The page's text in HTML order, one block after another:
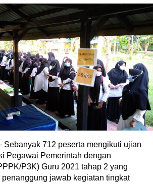
712 peserta mengikuti ujian
Pegawai Pemerintah dengan
P3K) Guru 2021 tahap 2 yang
jawab kegiatan tingkat